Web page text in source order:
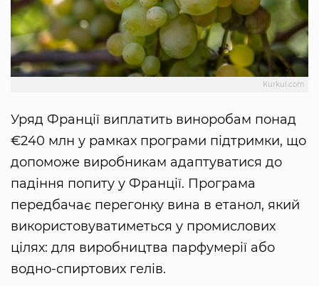
Kurkul.com
Уряд Франції виплатить виноробам понад
€240 млн у рамках програми підтримки, що
допоможе виробникам адаптуватися до
падіння попиту у Франції. Програма
передбачає перегонку вина в етанол, який
використовуватиметься у промислових
цілях: для виробництва парфумерії або
водно-спиртових гелів.